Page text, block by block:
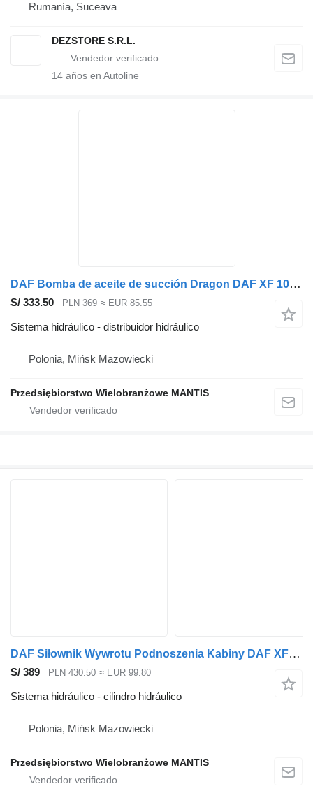
Rumanía, Suceava
DEZSTORE S.R.L.
14 años en Autoline
DAF Bomba de aceite de succión Dragon DAF XF 105 # 410 460 510 HP distribuidor hidráulico para cabeza tractora
S/ 333.50 PLN 369 ≈ EUR 85.55
Sistema hidráulico - distribuidor hidráulico
Polonia, Mińsk Mazowiecki
Przedsiębiorstwo Wielobranżowe MANTIS
DAF Siłownik Wywrotu Podnoszenia Kabiny DAF XF 105 cilindro hidráulico para cabeza tractora
S/ 389 PLN 430.50 ≈ EUR 99.80
Sistema hidráulico - cilindro hidráulico
Polonia, Mińsk Mazowiecki
Przedsiębiorstwo Wielobranżowe MANTIS